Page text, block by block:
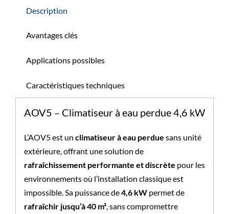
Description
Avantages clés
Applications possibles
Caractéristiques techniques
AOV5 – Climatiseur à eau perdue 4,6 kW
L’AOV5 est un climatiseur à eau perdue sans unité
extérieure, offrant une solution de
rafraîchissement performante et discrète pour les
environnements où l’installation classique est
impossible. Sa puissance de4,6 kWpermet de
rafraîchir jusqu’à 40 m², sans compromettre